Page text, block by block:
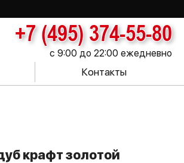
+7 (495) 374-55-80
с 9:00 до 22:00 ежедневно
Контакты
крафт золотой